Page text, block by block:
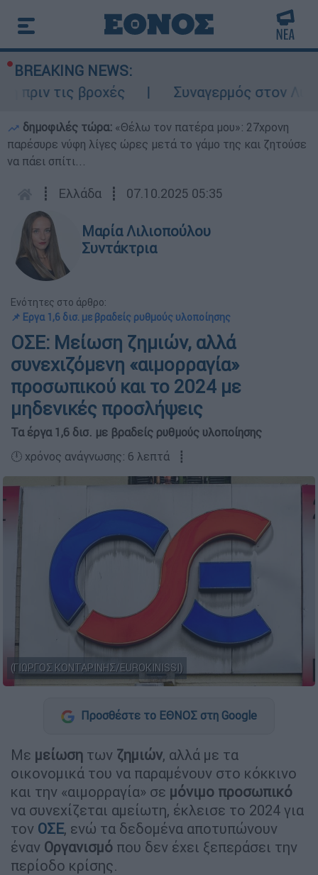
BREAKING NEWS:
τις βροχές
Συναγερμός στον
δημοφιλές τώρα: «Θέλω τον πατέρα μου»: 27χρονη
παρέσυρε νύφη λίγες ώρες μετά το γάμο της και ζητούσε
να πάει σπίτι...
┋ Ελλάδα ┋ 07.10.2025 05:35
Μαρία Λιλιοπούλου
Συντάκτρια
Ενότητες στο άρθρο:
📌 Εργα 1,6 δισ. με βραδείς ρυθμούς υλοποίησης
ΟΣΕ: Μείωση ζημιών, αλλά
συνεχιζόμενη «αιμορραγία»
προσωπικού και το 2024 με
μηδενικές προσλήψεις
Τα έργα 1,6 δισ. με βραδείς ρυθμούς υλοποίησης
🕛 χρόνος ανάγνωσης: 6 λεπτά ┋
(ΓΙΩΡΓΟΣ ΚΟΝΤΑΡΙΝΗΣ/EUROKINISSI)
Προσθέστε το ΕΘΝΟΣ στη Google
Με μείωση των ζημιών, αλλά με τα
οικονομικά του να παραμένουν στο κόκκινο
και την «αιμορραγία» σε μόνιμο προσωπικό
να συνεχίζεται αμείωτη, έκλεισε το 2024 για
τον ΟΣΕ, ενώ τα δεδομένα αποτυπώνουν
έναν Οργανισμό που δεν έχει ξεπεράσει την
περίοδο κρίσης.